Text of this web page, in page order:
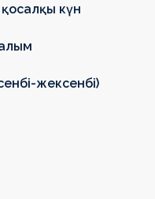
күн
жексенбі)